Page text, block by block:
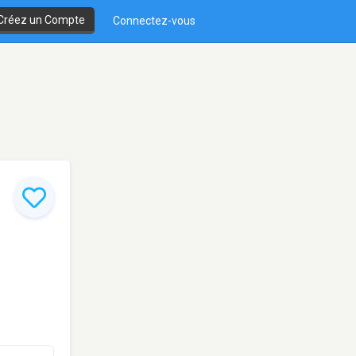
un Compte Connectez-vous